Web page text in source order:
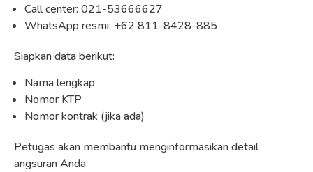
Call center: 021-53666627
WhatsApp resmi: +62 811-8428-885
Siapkan data berikut:
Nama lengkap
Nomor KTP
Nomor kontrak (jika ada)
Petugas akan membantu menginformasikan detail
angsuran Anda.